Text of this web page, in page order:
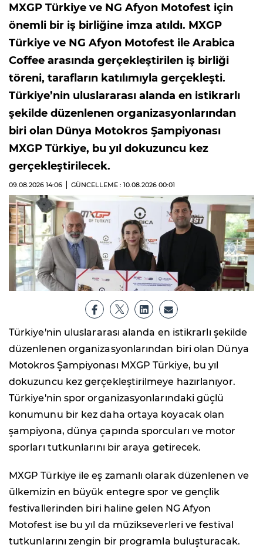
MXGP Türkiye ve NG Afyon Motofest için
önemli bir iş birliğine imza atıldı. MXGP
Türkiye ve NG Afyon Motofest ile Arabica
Coffee arasında gerçekleştirilen iş birliği
töreni, tarafların katılımıyla gerçekleşti.
Türkiye’nin uluslararası alanda en istikrarlı
şekilde düzenlenen organizasyonlarından
biri olan Dünya Motokros Şampiyonası
MXGP Türkiye, bu yıl dokuzuncu kez
gerçekleştirilecek.
09.08.2026 14:06 GÜNCELLEME : 10.08.2026 00:01
Türkiye'nin uluslararası alanda en istikrarlı şekilde
düzenlenen organizasyonlarından biri olan Dünya
Motokros Şampiyonası MXGP Türkiye, bu yıl
dokuzuncu kez gerçekleştirilmeye hazırlanıyor.
Türkiye'nin spor organizasyonlarındaki güçlü
konumunu bir kez daha ortaya koyacak olan
şampiyona, dünya çapında sporcuları ve motor
sporları tutkunlarını bir araya getirecek.
MXGP Türkiye ile eş zamanlı olarak düzenlenen ve
ülkemizin en büyük entegre spor ve gençlik
festivallerinden biri haline gelen NG Afyon
Motofest ise bu yıl da müzikseverleri ve festival
tutkunlarını zengin bir programla buluşturacak.